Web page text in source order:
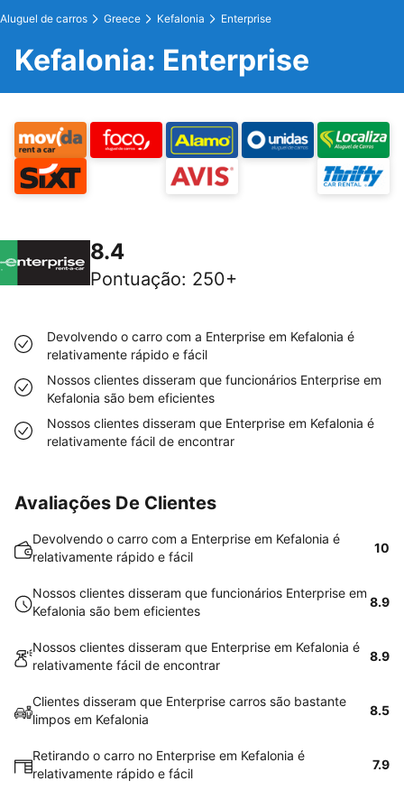
Aluguel de carros Greece Kefalonia Enterprise
Kefalonia: Enterprise
8.4
Pontuação: 250+
Devolvendo o carro com a Enterprise em Kefalonia é
relativamente rápido e fácil
Nossos clientes disseram que funcionários Enterprise em
Kefalonia são bem eficientes
Nossos clientes disseram que Enterprise em Kefalonia é
relativamente fácil de encontrar
Avaliações De Clientes
Devolvendo o carro com a Enterprise em Kefalonia é
relativamente rápido e fácil
10
Nossos clientes disseram que funcionários Enterprise em
Kefalonia são bem eficientes
8.9
Nossos clientes disseram que Enterprise em Kefalonia é
relativamente fácil de encontrar
8.9
Clientes disseram que Enterprise carros são bastante
limpos em Kefalonia
8.5
Retirando o carro no Enterprise em Kefalonia é
relativamente rápido e fácil
7.9